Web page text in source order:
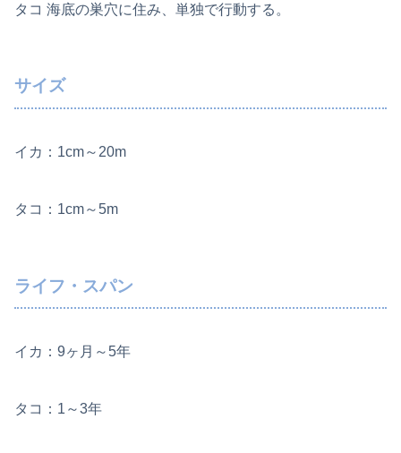
タコ 海底の巣穴に住み、単独で行動する。
サイズ
イカ：1cm～20m
タコ：1cm～5m
ライフ・スパン
イカ：9ヶ月～5年
タコ：1～3年